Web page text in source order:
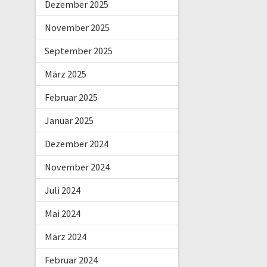
Dezember 2025
November 2025
September 2025
März 2025
Februar 2025
Januar 2025
Dezember 2024
November 2024
Juli 2024
Mai 2024
März 2024
Februar 2024